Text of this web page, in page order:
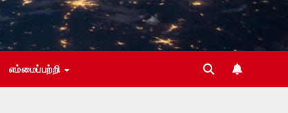
எம்மைப்பற்றி